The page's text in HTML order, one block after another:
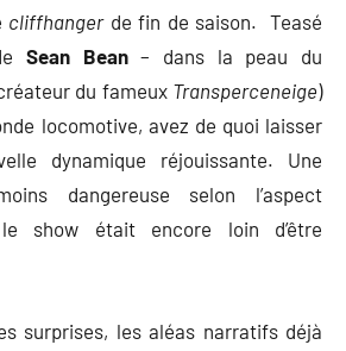
cliffhangerde fin de saison. Teasé
Sean Bean– dans la peau du
du fameux Transperceneige)
locomotive, avez de quoi laisser
dynamique réjouissante. Une
dangereuse selon l’aspect
show était encore loin d’être
surprises, les aléas narratifs déjà